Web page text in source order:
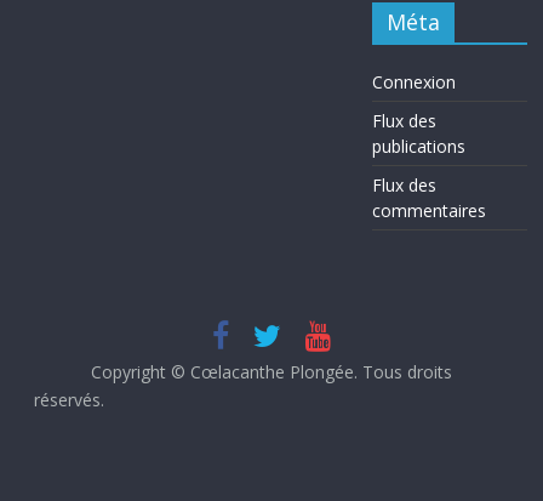
Méta
Connexion
Flux des
publications
Flux des
commentaires